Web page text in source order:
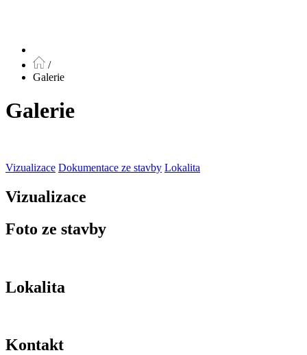
/
Galerie
Galerie
Vizualizace Dokumentace ze stavby Lokalita
Vizualizace
Foto ze stavby
Lokalita
Kontakt